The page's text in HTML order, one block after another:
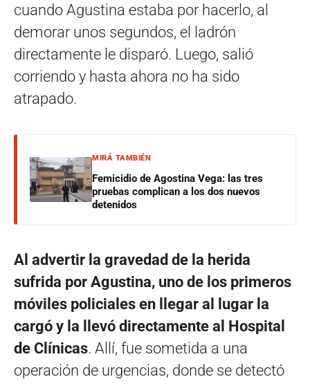
cuando Agustina estaba por hacerlo, al
demorar unos segundos, el ladrón
directamente le disparó. Luego, salió
corriendo y hasta ahora no ha sido
atrapado.
MIRÁ TAMBIÉN
Femicidio de Agostina Vega: las tres
pruebas complican a los dos nuevos
detenidos
Al advertir la gravedad de la herida
sufrida por Agustina, uno de los primeros
móviles policiales en llegar al lugar la
cargó y la llevó directamente al Hospital
de Clínicas. Allí, fue sometida a una
operación de urgencias, donde se detectó